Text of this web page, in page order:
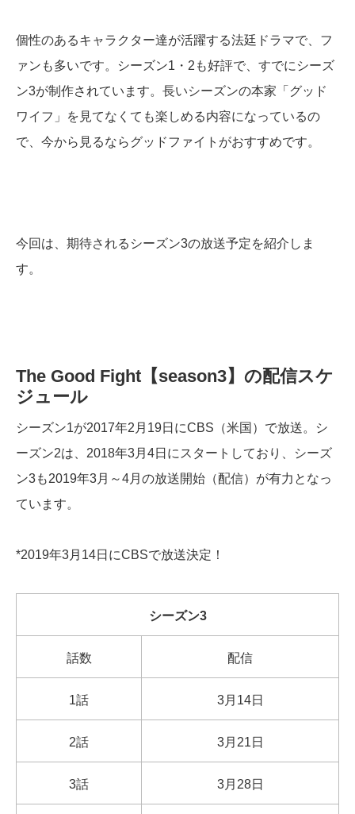
個性のあるキャラクター達が活躍する法廷ドラマで、フ
ァンも多いです。シーズン1・2も好評で、すでにシーズ
ン3が制作されています。長いシーズンの本家「グッド
ワイフ」を見てなくても楽しめる内容になっているの
で、今から見るならグッドファイトがおすすめです。
今回は、期待されるシーズン3の放送予定を紹介しま
す。
The Good Fight【season3】の配信スケ
ジュール
シーズン1が2017年2月19日にCBS（米国）で放送。シ
ーズン2は、2018年3月4日にスタートしており、シーズ
ン3も2019年3月～4月の放送開始（配信）が有力となっ
ています。
*2019年3月14日にCBSで放送決定！
シーズン3
話数 配信
1話 3月14日
2話 3月21日
3話 3月28日